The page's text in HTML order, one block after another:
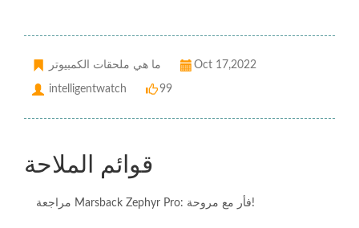
ما هي ملحقات الكمبيوتر Oct 17,2022
intelligentwatch 99
قوائم الملاحة
مراجعة Marsback Zephyr Pro: فأر مع مروحة!